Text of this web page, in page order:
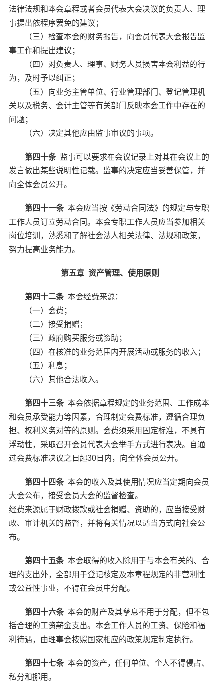
法律法规和本会章程或者会员代表大会决议的负责人、理
事提出依程序罢免的建议；
（三）检查本会的财务报告，向会员代表大会报告监
事工作和提出建议；
（四）对负责人、理事、财务人员损害本会利益的行
为，及时予以纠正；
（五）向业务主管单位、行业管理部门、登记管理机
关以及税务、会计主管等有关部门反映本会工作中存在的
问题；
（六）决定其他应由监事审议的事项。
第四十条监事可以要求在会议记录上对其在会议上的
发言做出某些说明性记载。监事的决定应当妥善保管，并
向全体会员公开。
第四十一条本会应当按《劳动合同法》的规定与专职
工作人员订立劳动合同。本会专职工作人员应当参加相关
岗位培训，熟悉和了解社会法人相关法律、法规和政策，
努力提高业务能力。
第五章 资产管理、使用原则
第四十二条本会经费来源：
（一）会费；
（二）接受捐赠；
（三）政府购买服务或资助；
（四）在核准的业务范围内开展活动或服务的收入；
（五）利息；
（六）其他合法收入。
第四十三条本会依据章程规定的业务范围、工作成本
和会员承受能力等因素，合理制定会费标准，遵循合理负
担、权利义务对等的原则。会费须采用固定标准，不具有
浮动性，采取召开会员代表大会举手方式进行表决。自通
过会费标准决议之日起30日内，向全体会员公开。
第四十四条本会的收入及其使用情况应当定期向会员
大会公布，接受会员大会的监督检查。
经费来源属于财政拨款或社会捐赠、资助的，应当接受财
政、审计机关的监督，并将有关情况以适当方式向社会公
布。
第四十五条本会取得的收入除用于与本会有关的、合
理的支出外，全部用于登记核定及本章程规定的非营利性
或公益性事业，不得在会员中分配。
第四十六条本会的财产及其孳息不用于分配，但不包
括合理的工资薪金支出。本会工作人员的工资、保险和福
利待遇，由理事会按照国家相应的政策规定制定执行。
第四十七条本会的资产，任何单位、个人不得侵占、
私分和挪用。